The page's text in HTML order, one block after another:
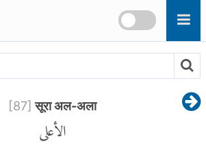
[87] सूरा अल-अला
الأعلى